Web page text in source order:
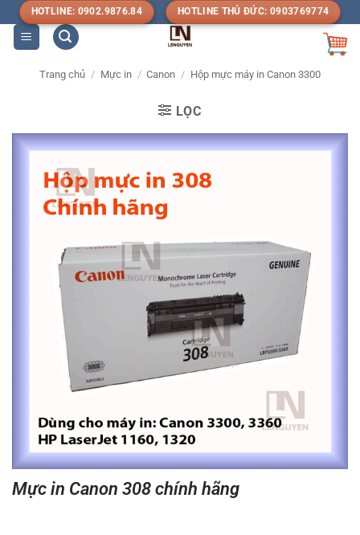
qua
nội
HOTLINE: 0902.9876.84 HOTLINE THỦ ĐỨC: 0903769774
Trang chủ / Mực in / Canon / Hộp mực máy in Canon 3300
LỌC
Mực in Canon 308 chính hãng